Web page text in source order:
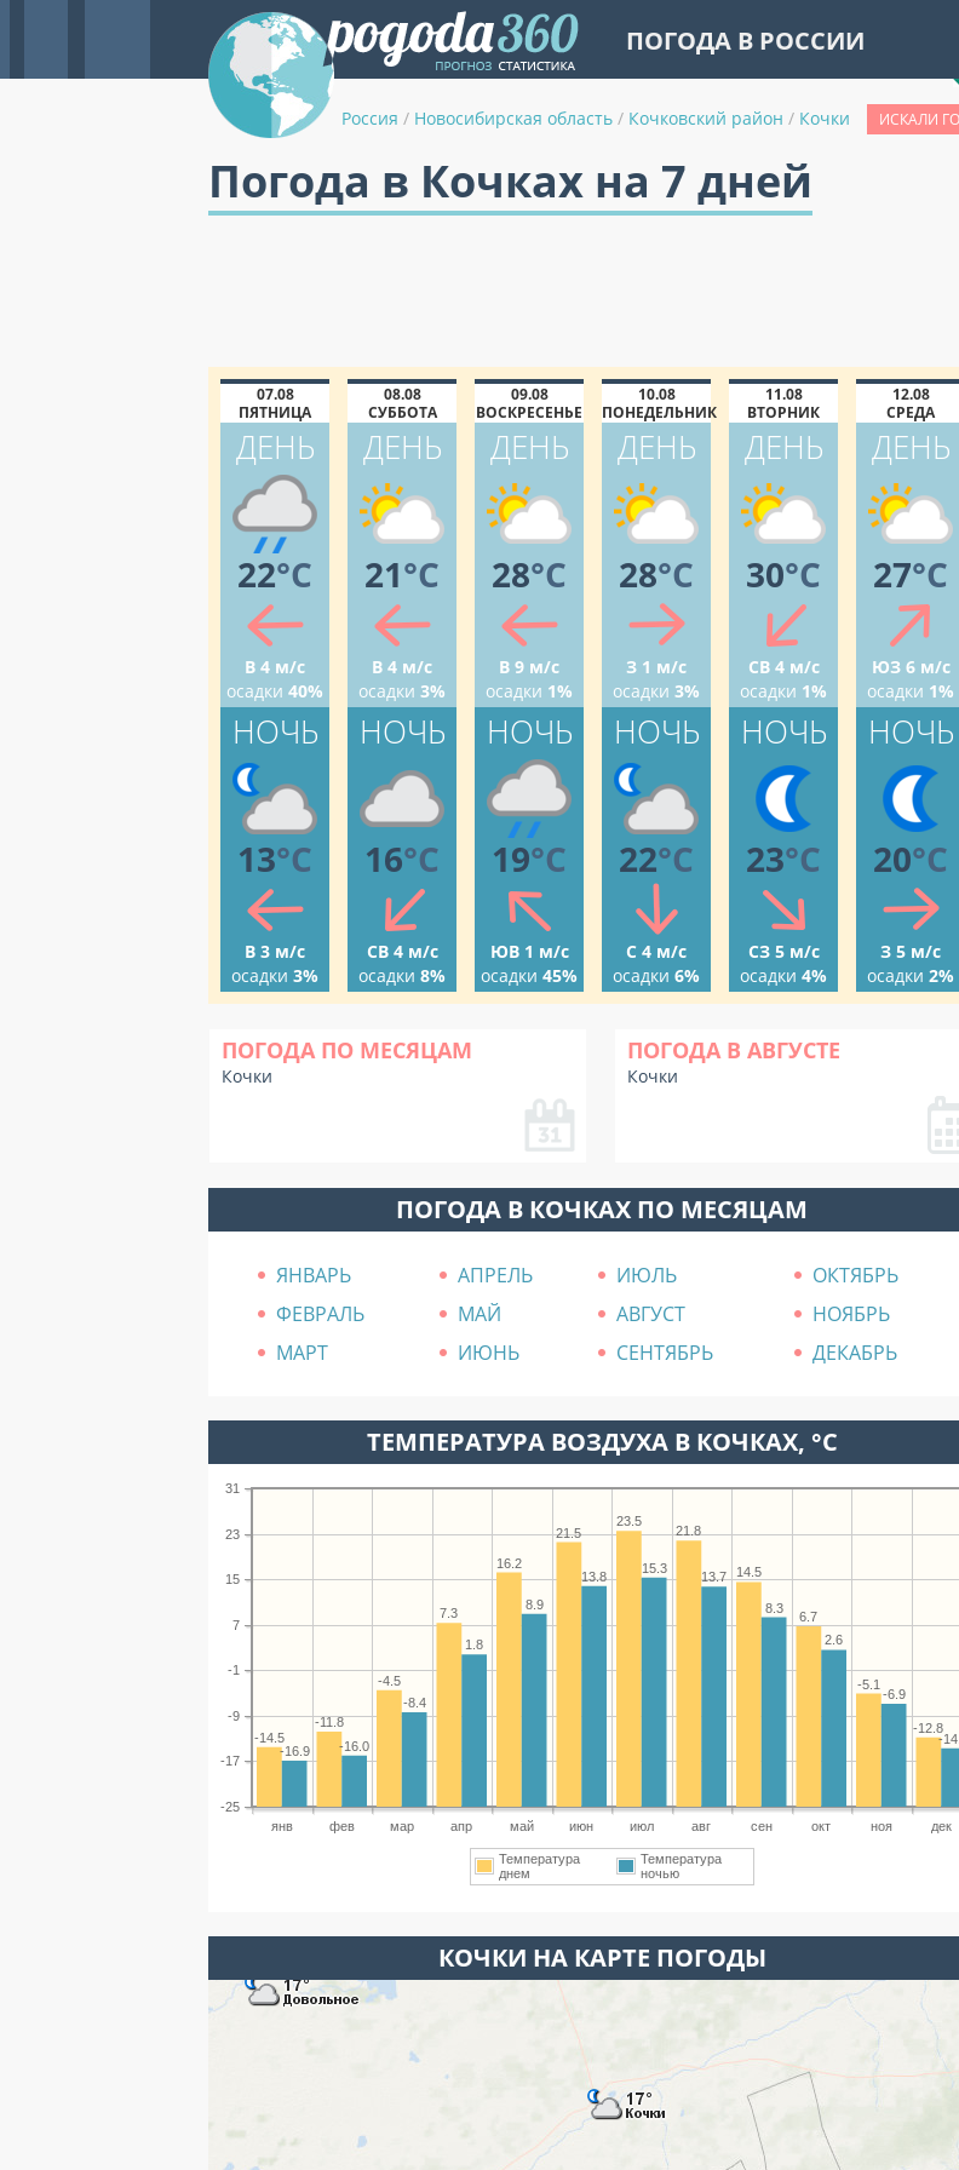
ПОГОДА В РОССИИ
Россия / Новосибирская область / Кочковский район / Кочки ИСКАЛИ
Погода в Кочках на 7 дней
07.08
ПЯТНИЦА
ДЕНЬ
22°C
В 4 м/с
осадки 40%
НОЧЬ
13°C
В 3 м/с
осадки 3%
08.08
СУББОТА
ДЕНЬ
21°C
В 4 м/с
осадки 3%
НОЧЬ
16°C
СВ 4 м/с
осадки 8%
09.08
ВОСКРЕСЕНЬЕ
ДЕНЬ
28°C
В 9 м/с
осадки 1%
НОЧЬ
19°C
ЮВ 1 м/с
осадки 45%
10.08
ПОНЕДЕЛЬНИК
ДЕНЬ
28°C
З 1 м/с
осадки 3%
НОЧЬ
22°C
С 4 м/с
осадки 6%
11.08
ВТОРНИК
ДЕНЬ
30°C
СВ 4 м/с
осадки 1%
НОЧЬ
23°C
СЗ 5 м/с
осадки 4%
12.08
СРЕДА
ДЕНЬ
27°C
ЮЗ 6 м/с
осадки 1%
НОЧЬ
20°C
З 5 м/с
осадки 2%
ПОГОДА ПО МЕСЯЦАМ
Кочки
ПОГОДА В АВГУСТЕ
Кочки
ПОГОДА В КОЧКАХ ПО МЕСЯЦАМ
ЯНВАРЬ АПРЕЛЬ ИЮЛЬ
ОКТЯБРЬ
ФЕВРАЛЬ
МАЙ АВГУСТ
НОЯБРЬ
МАРТ
ИЮНЬ СЕНТЯБРЬ ДЕКАБРЬ
ТЕМПЕРАТУРА ВОЗДУХА В КОЧКАХ, °C
янв фев мар апр май июн июл авг сен окт ноя дек
-25
-17
-9
-1
7
15
23
31
-12.8
-5.1
6.7
14.5
21.8
23.5
21.5
16.2
7.3
-4.5
-11.8
-14.5
-
-6.9
2.6
8.3
13.7
15.3
13.8
8.9
1.8
-8.4
-16.0
-16.9
Температура
днем
Температура
ночью
КОЧКИ НА КАРТЕ ПОГОДЫ